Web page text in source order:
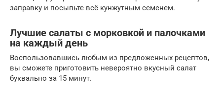
заправку и посыпьте всё кунжутным семенем.
Лучшие салаты с морковкой и палочками
на каждый день
Воспользовавшись любым из предложенных рецептов,
вы сможете приготовить невероятно вкусный салат
буквально за 15 минут.